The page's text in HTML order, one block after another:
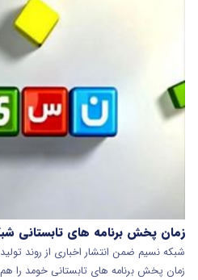
زمان پخش برنامه های تابستانی
شبکه نسیم ضمن انتشار اخباری از روند
زمان پخش برنامه های تابستانی خومد را